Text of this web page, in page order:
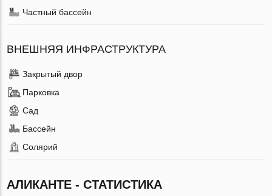
Частный бассейн
ВНЕШНЯЯ ИНФРАСТРУКТУРА
Закрытый двор
Парковка
Сад
Бассейн
Солярий
АЛИКАНТЕ - СТАТИСТИКА